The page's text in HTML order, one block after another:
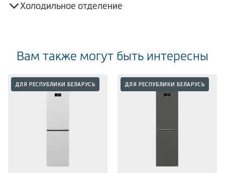
Холодильное отделение
Вам также могут быть интересны
ДЛЯ РЕСПУБЛИКИ БЕЛАРУСЬ ДЛЯ РЕСПУБЛИКИ БЕЛАРУСЬ